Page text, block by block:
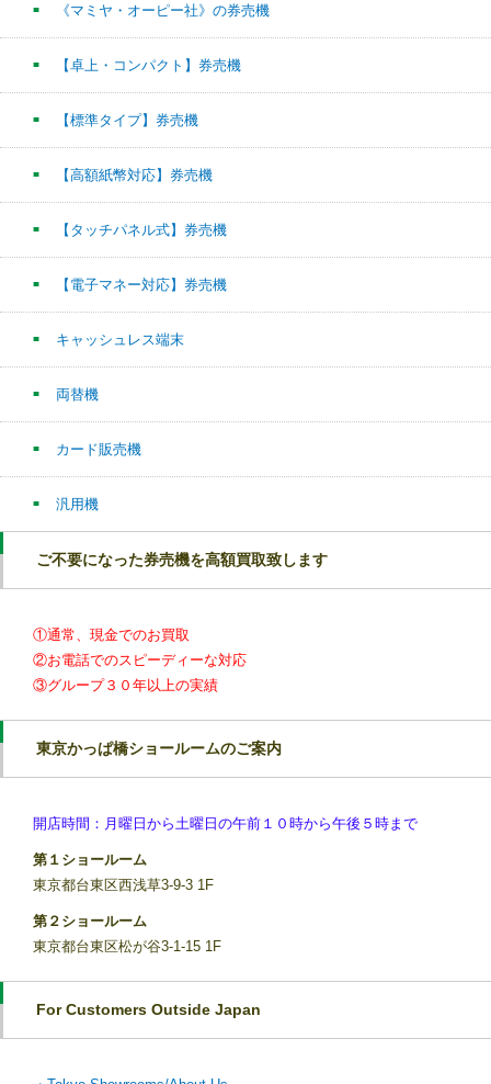
《マミヤ・オーピー社》の券売機
【卓上・コンパクト】券売機
【標準タイプ】券売機
【高額紙幣対応】券売機
【タッチパネル式】券売機
【電子マネー対応】券売機
キャッシュレス端末
両替機
カード販売機
汎用機
ご不要になった券売機を高額買取致します
①通常、現金でのお買取
②お電話でのスピーディーな対応
③グループ３０年以上の実績
東京かっぱ橋ショールームのご案内
開店時間：月曜日から土曜日の午前１０時から午後５時まで
第１ショールーム
東京都台東区西浅草3-9-3 1F
第２ショールーム
東京都台東区松が谷3-1-15 1F
For Customers Outside Japan